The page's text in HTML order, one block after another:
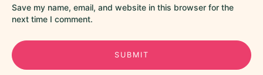
Save my name, email, and website in this browser for the
next time I comment.